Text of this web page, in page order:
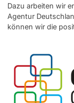
Dazu arbeiten wir
Agentur
können wir die
Anti-Doping
Diversity
Service
Aus- und